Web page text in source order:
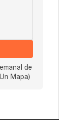
de
Mapa)